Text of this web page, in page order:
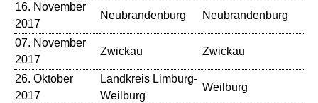
16. November
2017
Neubrandenburg Neubrandenburg
07. November
2017
Zwickau Zwickau
26. Oktober
2017
Landkreis Limburg-
Weilburg
Weilburg